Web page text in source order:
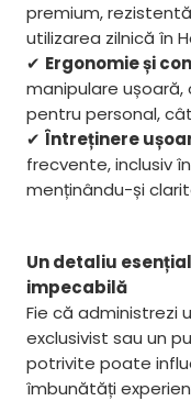
premium,
utilizarea zilnică în
✔ Ergonomie și
manipulare
pentru personal,
✔ Întreținere
frecvente, inclusiv
menținându-și
Un detaliu
impecabilă
Fie că administrezi
exclusivist sau un
potrivite poate
îmbunătăți